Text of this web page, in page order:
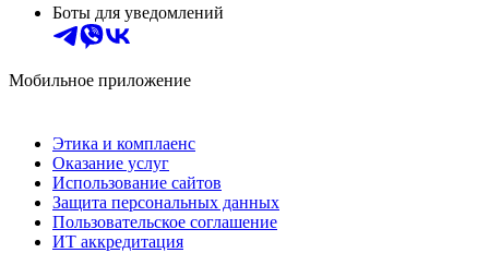
Боты для уведомлений
Мобильное приложение
Этика и комплаенс
Оказание услуг
Использование сайтов
Защита персональных данных
Пользовательское соглашение
ИТ аккредитация